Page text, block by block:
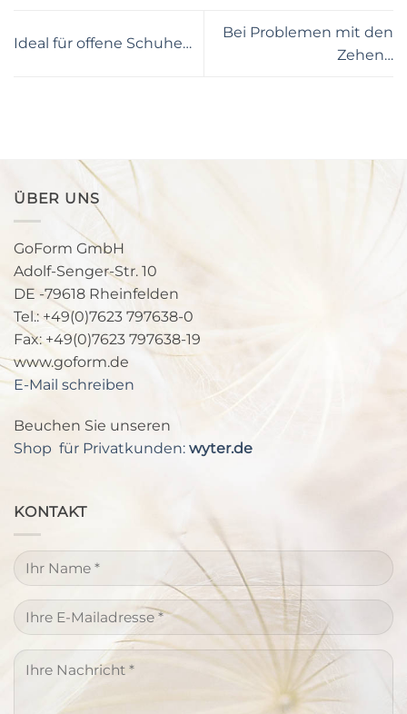
Ideal für offene Schuhe…
Bei Problemen mit den
Zehen…
ÜBER UNS
GoForm GmbH
Adolf-Senger-Str. 10
DE -79618 Rheinfelden
Tel.: +49(0)7623 797638-0
Fax: +49(0)7623 797638-19
www.goform.de
E-Mail schreiben
Beuchen Sie unseren
Shop für Privatkunden: wyter.de
KONTAKT